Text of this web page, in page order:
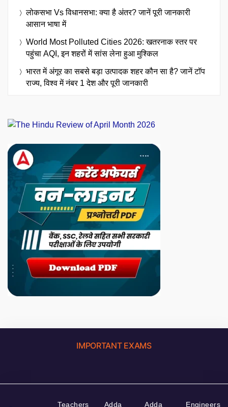
लोकसभा Vs विधानसभा: क्या है अंतर? जानें पूरी जानकारी
आसान भाषा में
World Most Polluted Cities 2026: खतरनाक स्तर पर
पहुंचा AQI, इन शहरों में सांस लेना हुआ मुश्किल
भारत में अंगूर का सबसे बड़ा उत्पादक शहर कौन सा है? जानें टॉप
राज्य, विश्व में नंबर 1 देश और पूरी जानकारी
IMPORTANT EXAMS
Teachers
Adda
Adda
Engineers